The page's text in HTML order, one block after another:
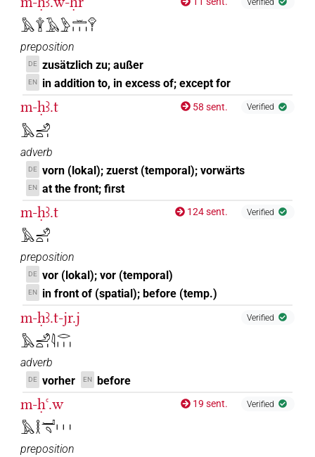
𓅓𓇉𓄿𓅱𓏛𓏥𓁷𓏤
Verified
preposition
DE zusätzlich zu; außer
EN in addition to, in excess of; except for
m-ḥꜣ.t
𓅓𓄂𓏏𓏤
58 sent. Verified
adverb
DE vorn (lokal); zuerst (temporal); vorwärts
EN at the front; first
m-ḥꜣ.t
𓅓𓄂𓏏𓏤
124 sent. Verified
preposition
DE vor (lokal); vor (temporal)
EN in front of (spatial); before (temp.)
m-ḥꜣ.t-jr.j
𓅓𓄂𓏏𓏤𓇋𓂋𓏥
Verified
adverb
DE vorher EN before
m-ḥꜥ.w
𓅓𓎛𓂝𓄹𓏥
19 sent. Verified
preposition